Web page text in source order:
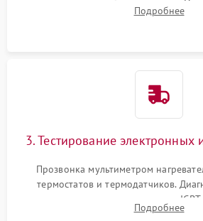
сенсорного блока для доступа к
Подробнее
3. Тестирование электронных
Прозвонка мультиметром
термостатов и термодатчиков.
модуля, реле, диодных мостов и
индукции). Проверка кранов и газ-
Подробнее